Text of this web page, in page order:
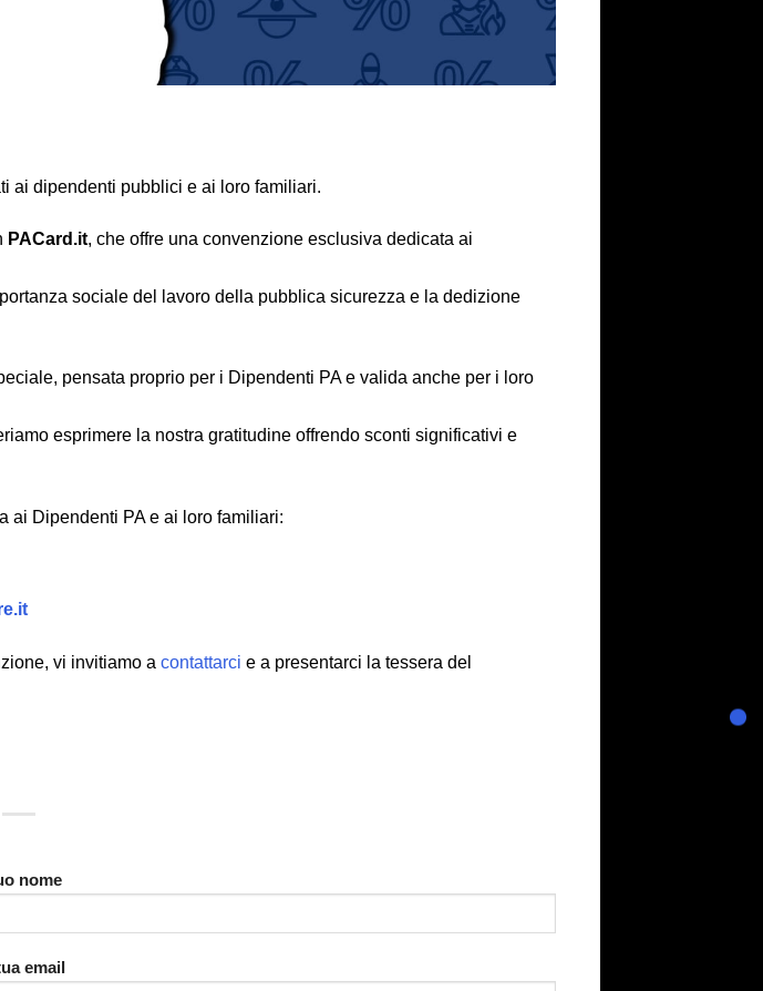
ai dipendenti pubblici e ai loro familiari.
PACard.it, che offre una convenzione esclusiva dedicata ai
sociale del lavoro della pubblica sicurezza e la dedizione
pensata proprio per i Dipendenti PA e valida anche per i loro
esprimere la nostra gratitudine offrendo sconti significativi e
ai Dipendenti PA e ai loro familiari:
vi invitiamo a contattarci e a presentarci la tessera del
nome
email